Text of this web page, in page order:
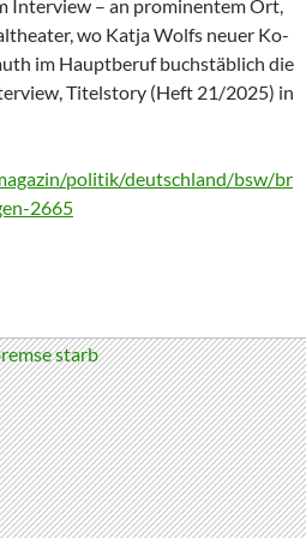
Interview – an prominentem Ort,
wo Katja Wolfs neuer Ko-
im Hauptberuf buchstäblich die
Titelstory (Heft 21/2025) in
politik/deutschland/bsw/br
2665